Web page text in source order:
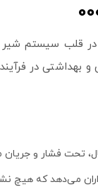
در
تحت فشار و جریان
می‌دهد که